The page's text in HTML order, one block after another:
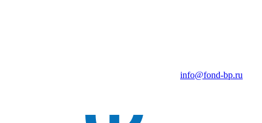
info@fond-bp.ru